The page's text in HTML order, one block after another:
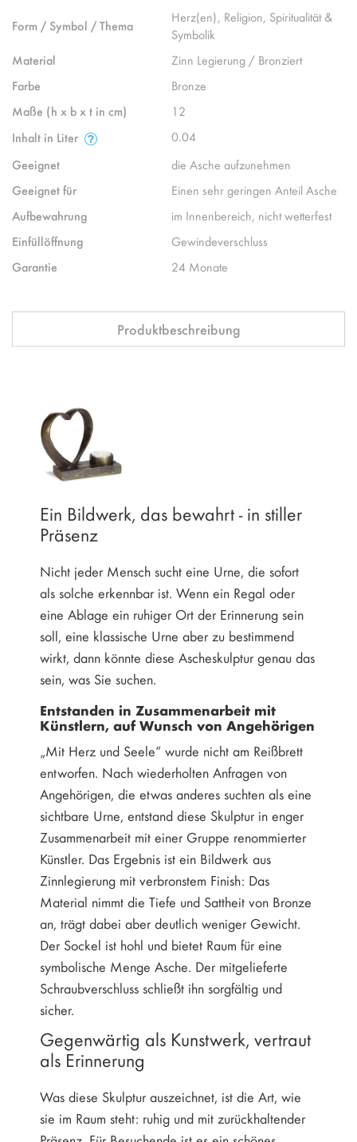
Form / Symbol / Thema
Herz(en), Religion, Spiritualität &
Symbolik
Material
Zinn Legierung / Bronziert
Farbe
Bronze
Maße (h x b x t in cm)
12
Inhalt in Liter
0.04
Geeignet
die Asche aufzunehmen
Geeignet für
Einen sehr geringen Anteil Asche
Aufbewahrung
im Innenbereich, nicht wetterfest
Einfüllöffnung
Gewindeverschluss
Garantie
24 Monate
Produktbeschreibung
Ein Bildwerk, das bewahrt - in stiller
Präsenz
Nicht jeder Mensch sucht eine Urne, die sofort
als solche erkennbar ist. Wenn ein Regal oder
eine Ablage ein ruhiger Ort der Erinnerung sein
soll, eine klassische Urne aber zu bestimmend
wirkt, dann könnte diese Ascheskulptur genau das
sein, was Sie suchen.
Entstanden in Zusammenarbeit mit
Künstlern, auf Wunsch von Angehörigen
„Mit Herz und Seele“ wurde nicht am Reißbrett
entworfen. Nach wiederholten Anfragen von
Angehörigen, die etwas anderes suchten als eine
sichtbare Urne, entstand diese Skulptur in enger
Zusammenarbeit mit einer Gruppe renommierter
Künstler. Das Ergebnis ist ein Bildwerk aus
Zinnlegierung mit verbronstem Finish: Das
Material nimmt die Tiefe und Sattheit von Bronze
an, trägt dabei aber deutlich weniger Gewicht.
Der Sockel ist hohl und bietet Raum für eine
symbolische Menge Asche. Der mitgelieferte
Schraubverschluss schließt ihn sorgfältig und
sicher.
Gegenwärtig als Kunstwerk, vertraut
als Erinnerung
Was diese Skulptur auszeichnet, ist die Art, wie
sie im Raum steht: ruhig und mit zurückhaltender